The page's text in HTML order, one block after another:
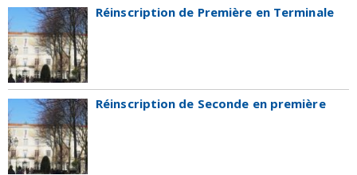
Réinscription de Première en Terminale
Réinscription de Seconde en première